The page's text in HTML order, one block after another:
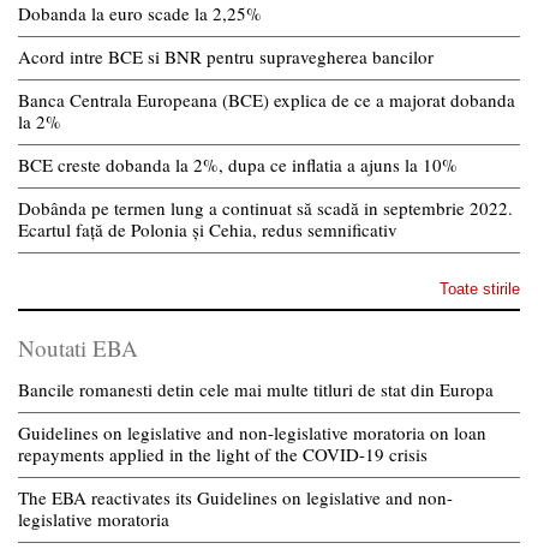
Dobanda la euro scade la 2,25%
Acord intre BCE si BNR pentru supravegherea bancilor
Banca Centrala Europeana (BCE) explica de ce a majorat dobanda
la 2%
BCE creste dobanda la 2%, dupa ce inflatia a ajuns la 10%
Dobânda pe termen lung a continuat să scadă in septembrie 2022.
Ecartul față de Polonia și Cehia, redus semnificativ
Toate stirile
Noutati EBA
Bancile romanesti detin cele mai multe titluri de stat din Europa
Guidelines on legislative and non-legislative moratoria on loan
repayments applied in the light of the COVID-19 crisis
The EBA reactivates its Guidelines on legislative and non-
legislative moratoria